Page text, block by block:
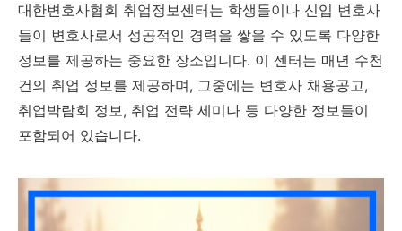
대한변호사협회 취업정보센터는 학생들이나 신입 변호사
들이 변호사로서 성공적인 경력을 쌓을 수 있도록 다양한
정보를 제공하는 중요한 장소입니다. 이 센터는 매년 수천
건의 취업 정보를 제공하며, 그중에는 변호사 채용공고,
취업박람회 정보, 취업 전략 세미나 등 다양한 정보들이
포함되어 있습니다.